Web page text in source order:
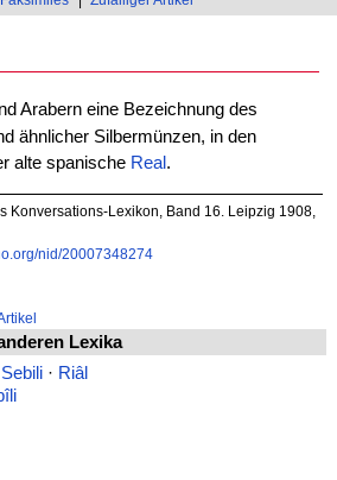
Arabern eine Bezeichnung des
ähnlicher Silbermünzen, in den
alte spanische Real.
Konversations-Lexikon, Band 16. Leipzig 1908,
nid/20007348274
Lexika
· Riâl